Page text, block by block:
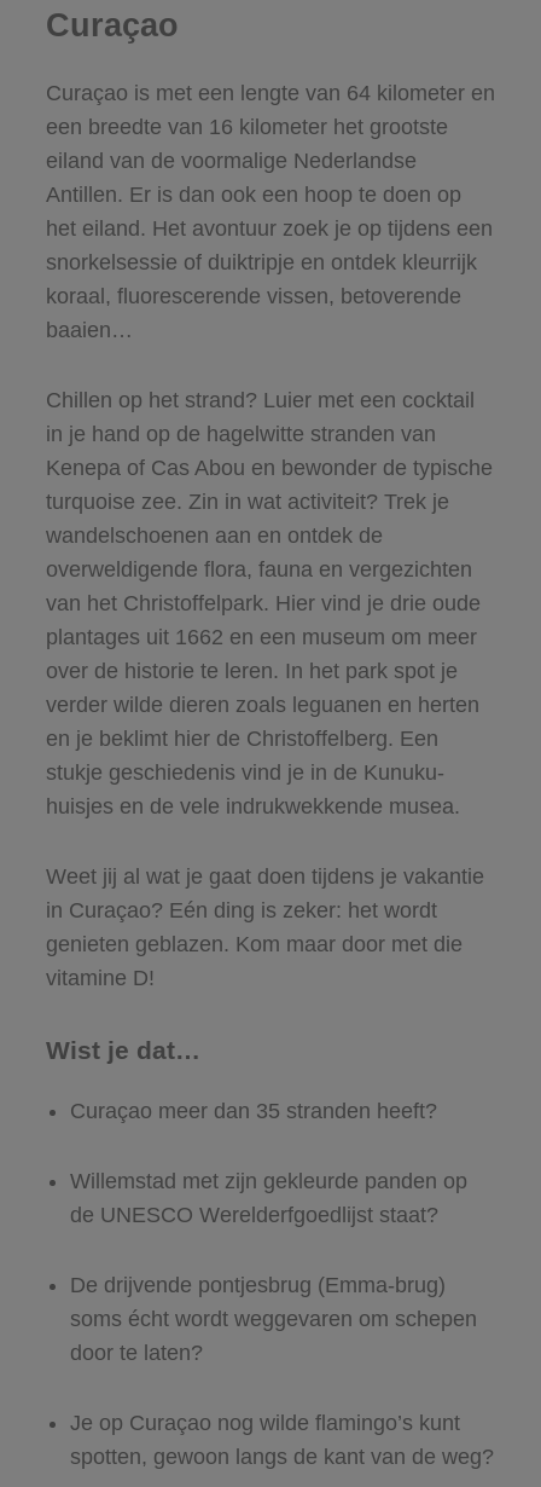
Curaçao
Curaçao is met een lengte van 64 kilometer en
een breedte van 16 kilometer het grootste
eiland van de voormalige Nederlandse
Antillen. Er is dan ook een hoop te doen op
het eiland. Het avontuur zoek je op tijdens een
snorkelsessie of duiktripje en ontdek kleurrijk
koraal, fluorescerende vissen, betoverende
baaien…
Chillen op het strand? Luier met een cocktail
in je hand op de hagelwitte stranden van
Kenepa of Cas Abou en bewonder de typische
turquoise zee. Zin in wat activiteit? Trek je
wandelschoenen aan en ontdek de
overweldigende flora, fauna en vergezichten
van het Christoffelpark. Hier vind je drie oude
plantages uit 1662 en een museum om meer
over de historie te leren. In het park spot je
verder wilde dieren zoals leguanen en herten
en je beklimt hier de Christoffelberg. Een
stukje geschiedenis vind je in de Kunuku-
huisjes en de vele indrukwekkende musea.
Weet jij al wat je gaat doen tijdens je vakantie
in Curaçao? Eén ding is zeker: het wordt
genieten geblazen. Kom maar door met die
vitamine D!
Wist je dat…
Curaçao meer dan 35 stranden heeft?
Willemstad met zijn gekleurde panden op
de UNESCO Werelderfgoedlijst staat?
De drijvende pontjesbrug (Emma-brug)
soms écht wordt weggevaren om schepen
door te laten?
Je op Curaçao nog wilde flamingo’s kunt
spotten, gewoon langs de kant van de weg?